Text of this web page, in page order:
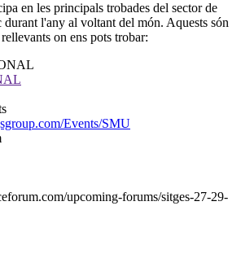
en les principals trobades del sector de
durant l'any al voltant del món. Aquests són
on ens pots trobar:
Events/SMU
upcoming-forums/sitges-27-29-